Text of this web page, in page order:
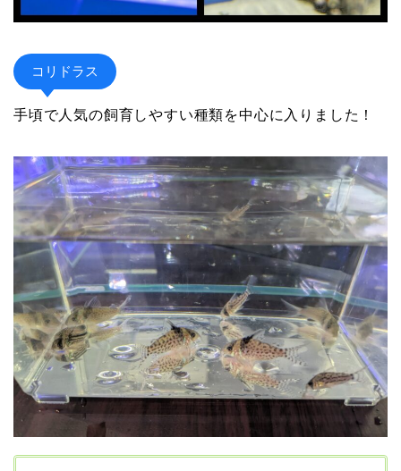
コリドラス
手頃で人気の飼育しやすい種類を中心に入りました！